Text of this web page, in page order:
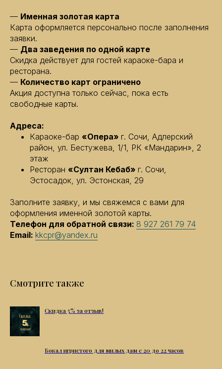
— Именная золотая карта
Карта оформляется персонально после заполнения
заявки.
— Два заведения по одной карте
Скидка действует для гостей караоке-бара и
ресторана.
— Количество карт ограничено
Акция доступна только сейчас, пока есть
свободные карты.
Адреса:
Караоке-бар «Опера» г. Сочи, Адлерский
район, ул. Бестужева, 1/1, РК «Мандарин», 2
этаж
Ресторан «Султан Кебаб» г. Сочи,
Эстосадок, ул. Эстонская, 29
Заполните заявку, и мы свяжемся с вами для
оформления именной золотой карты.
Телефон для обратной связи: 8 927 261 79 74
Email: kkcpr@yandex.ru
Смотрите также
Скидка 5% за отзыв!
Бокал игристого для милых дам с 20 до 22 часов